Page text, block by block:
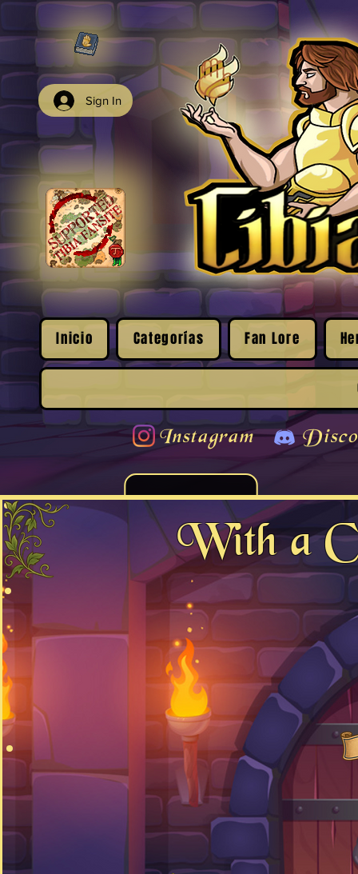
Sign In
Inicio Categorías Fan Lore
Instagram
With a